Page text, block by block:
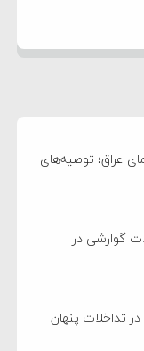
عراق؛ توصیه‌های
گوارشی در
تداخلات پنهان